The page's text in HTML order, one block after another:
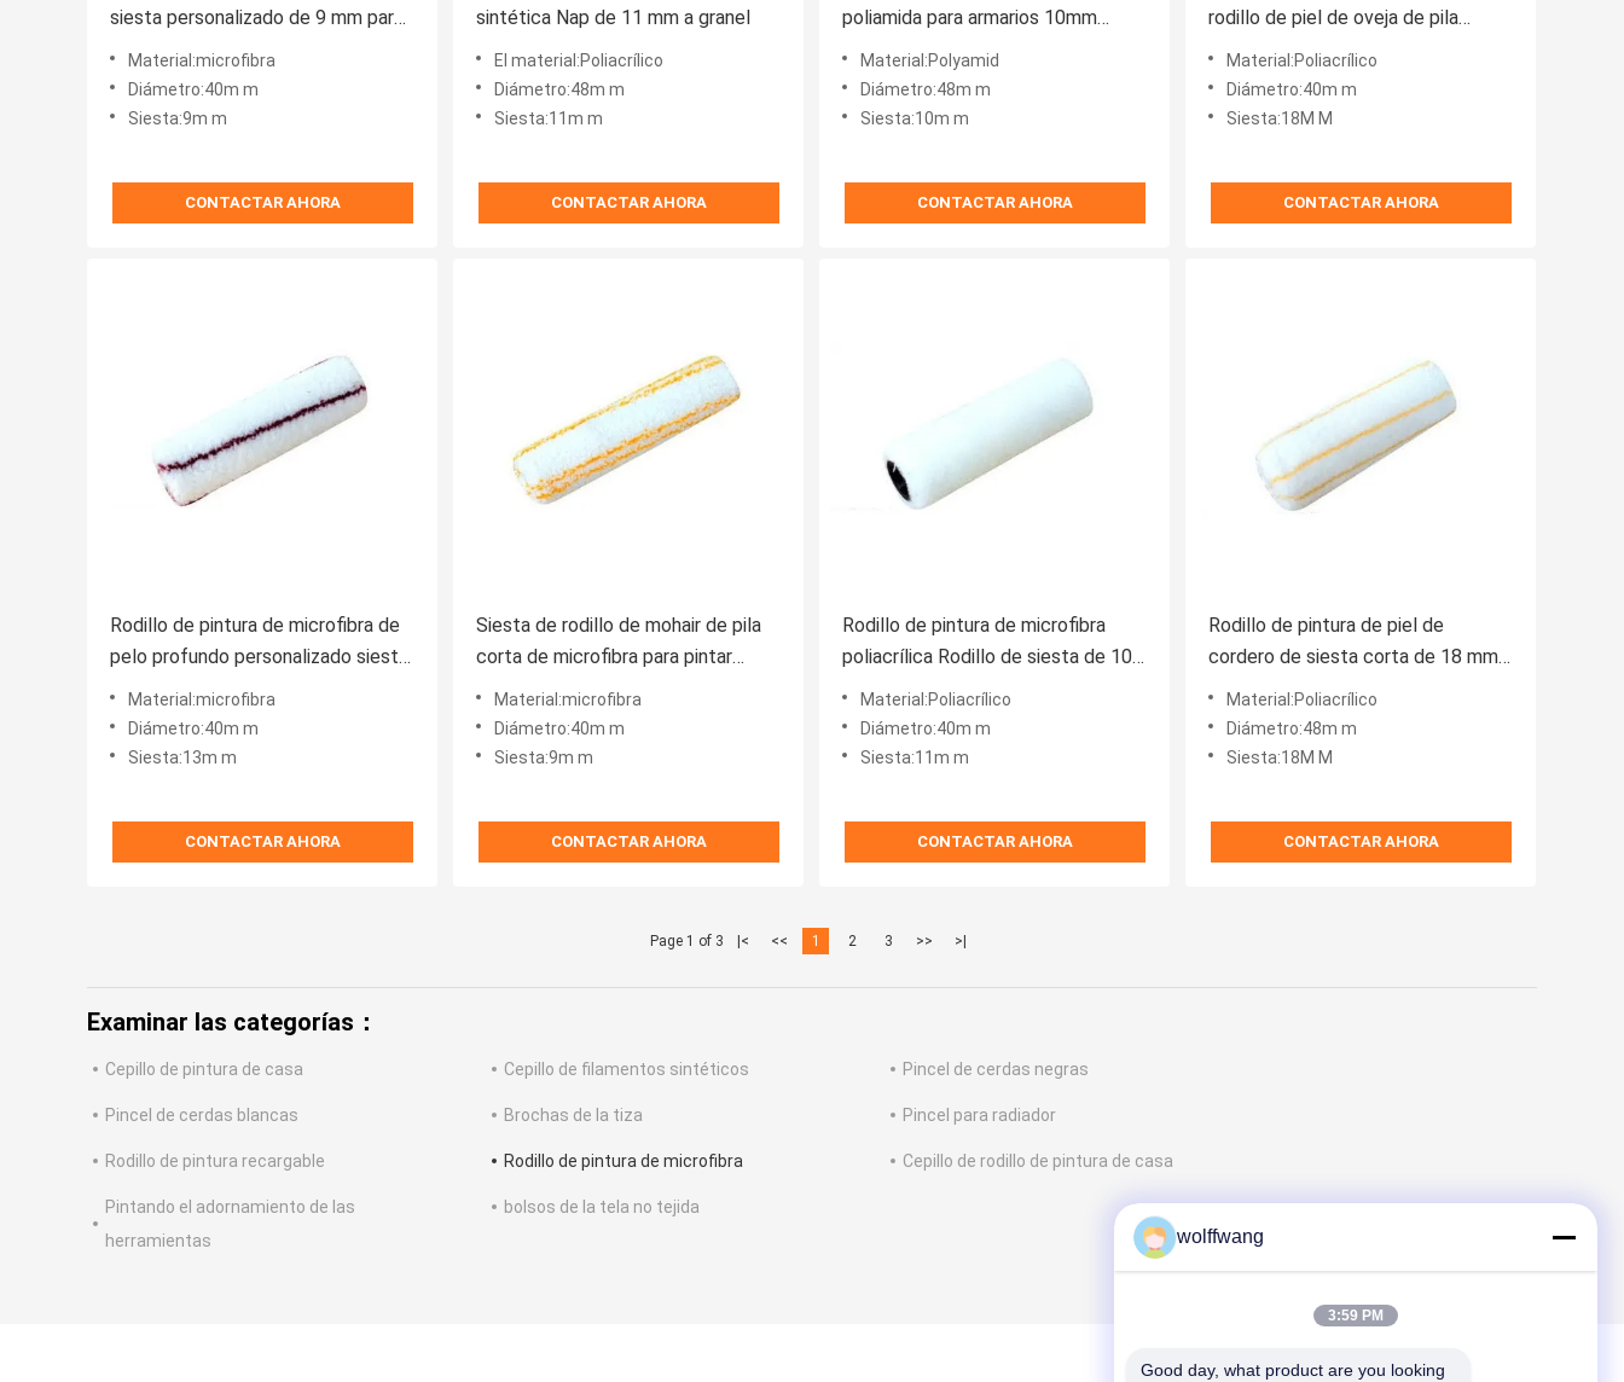
siesta personalizado de 9 mm para
pintura satinada
Material:microfibra
Diámetro:40m m
Siesta:9m m
CONTACTAR AHORA
sintética Nap de 11 mm a granel
El material:Poliacrílico
Diámetro:48m m
Siesta:11m m
CONTACTAR AHORA
poliamida para armarios 10mm
siesta
Material:Polyamid
Diámetro:48m m
Siesta:10m m
CONTACTAR AHORA
rodillo de piel de oveja de pila
media de siesta de 18 mm
Material:Poliacrílico
Diámetro:40m m
Siesta:18M M
CONTACTAR AHORA
Rodillo de pintura de microfibra de
pelo profundo personalizado siesta
13 mm
Material:microfibra
Diámetro:40m m
Siesta:13m m
CONTACTAR AHORA
Siesta de rodillo de mohair de pila
corta de microfibra para pintar
paredes
Material:microfibra
Diámetro:40m m
Siesta:9m m
CONTACTAR AHORA
Rodillo de pintura de microfibra
poliacrílica Rodillo de siesta de 10
mmMaterial:Poliacrílico
Diámetro:40m m
Siesta:11m m
CONTACTAR AHORA
Rodillo de pintura de piel de
cordero de siesta corta de 18 mm
para decoradores
Material:Poliacrílico
Diámetro:48m m
Siesta:18M M
CONTACTAR AHORA
Page 1 of 3 |< << 1 2 3 >> >|
Examinar las categorías：
Cepillo de pintura de casa Cepillo de filamentos sintéticos Pincel de cerdas negras
Pincel de cerdas blancas Brochas de la tiza Pincel para radiador
Rodillo de pintura recargable Rodillo de pintura de microfibra Cepillo de rodillo de pintura de casa
Pintando el adornamiento de las
herramientas
bolsos de la tela no tejida
wolffwang
3:59 PM
Good day, what product are you looking